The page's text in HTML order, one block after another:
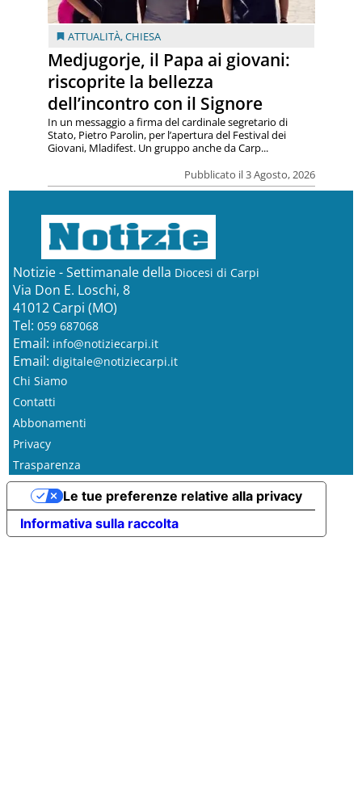
ATTUALITÀ,CHIESA
Medjugorje, il Papa ai giovani:
riscoprite la bellezza
dell’incontro con il Signore
Pubblicato il 3 Agosto, 2026
In un messaggio a firma del cardinale segretario di
Stato, Pietro Parolin, per l’apertura del Festival dei
Giovani, Mladifest. Un gruppo anche da Carp...
Notizie - Settimanale della Diocesi di Carpi
Via Don E. Loschi, 8
41012 Carpi (MO)
Tel: 059 687068
Email: info@notiziecarpi.it
Email: digitale@notiziecarpi.it
Chi Siamo
Contatti
Abbonamenti
Privacy
Trasparenza
Informativa sulla raccolta
Le tue preferenze relative alla privacy